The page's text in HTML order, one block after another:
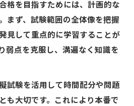
格を目指すためには、計画的な
まず、試験範囲の全体像を把握
見して重点的に学習することが
弱点を克服し、満遍なく知識を
試験を活用して時間配分や問題
も大切です。これにより本番で